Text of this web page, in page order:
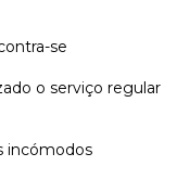
se
o serviço regular
incómodos